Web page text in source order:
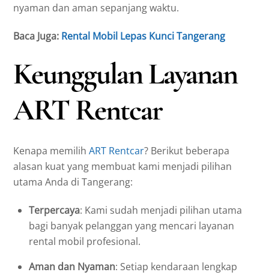
nyaman dan aman sepanjang waktu.
Baca Juga: Rental Mobil Lepas Kunci Tangerang
Keunggulan Layanan
ART Rentcar
Kenapa memilihART Rentcar? Berikut beberapa
alasan kuat yang membuat kami menjadi pilihan
utama Anda di Tangerang:
Terpercaya: Kami sudah menjadi pilihan utama
bagi banyak pelanggan yang mencari layanan
rental mobil profesional.
Aman dan Nyaman: Setiap kendaraan lengkap